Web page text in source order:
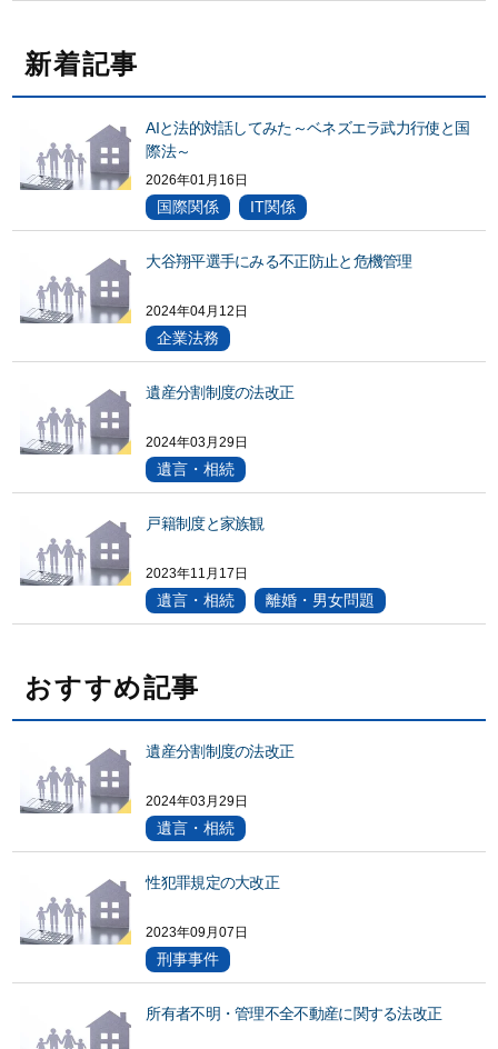
新着記事
AIと法的対話してみた～ベネズエラ武力行使と国
際法～
2026年01月16日
国際関係 IT関係
大谷翔平選手にみる不正防止と危機管理
2024年04月12日
企業法務
遺産分割制度の法改正
2024年03月29日
遺言・相続
戸籍制度と家族観
2023年11月17日
遺言・相続 離婚・男女問題
おすすめ記事
遺産分割制度の法改正
2024年03月29日
遺言・相続
性犯罪規定の大改正
2023年09月07日
刑事事件
所有者不明・管理不全不動産に関する法改正